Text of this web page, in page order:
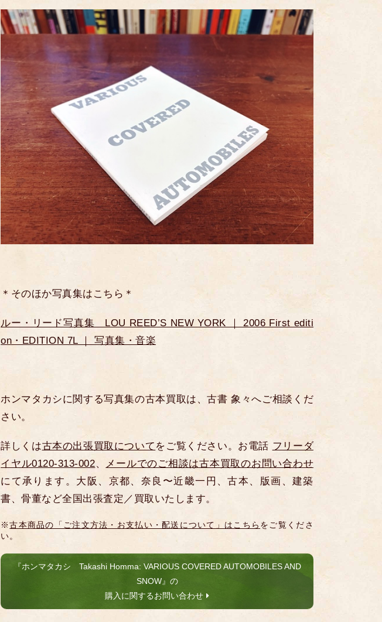
＊そのほか写真集はこちら＊
ルー・リード写真集 LOU REED’S NEW YORK ｜ 2006 First editi
on・EDITION 7L ｜ 写真集・音楽
ホンマタカシに関する写真集の古本買取は、古書 象々へご相談くだ
さい。
詳しくは古本の出張買取について をご覧ください。お電話 フリーダ
イヤル0120-313-002、
メールでのご相談は古本買取のお問い合わせ
にて承ります。大阪、京都、奈良〜近畿一円、古本、版画、建築
書、骨董など全国出張査定／買取いたします。
※古本商品の「ご注文方法・お支払い・配送について」はこちら をご覧くださ
い。
『ホンマタカシ Takashi Homma: VARIOUS COVERED AUTOMOBILES AND
SNOW』の
購入に関するお問い合わせ